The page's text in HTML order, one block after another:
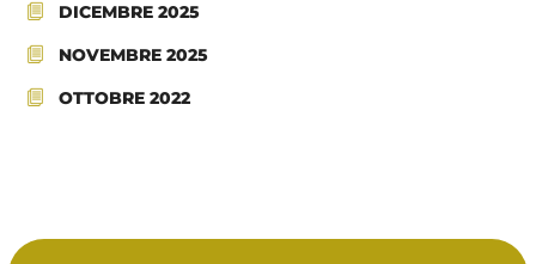
DICEMBRE 2025
NOVEMBRE 2025
OTTOBRE 2022